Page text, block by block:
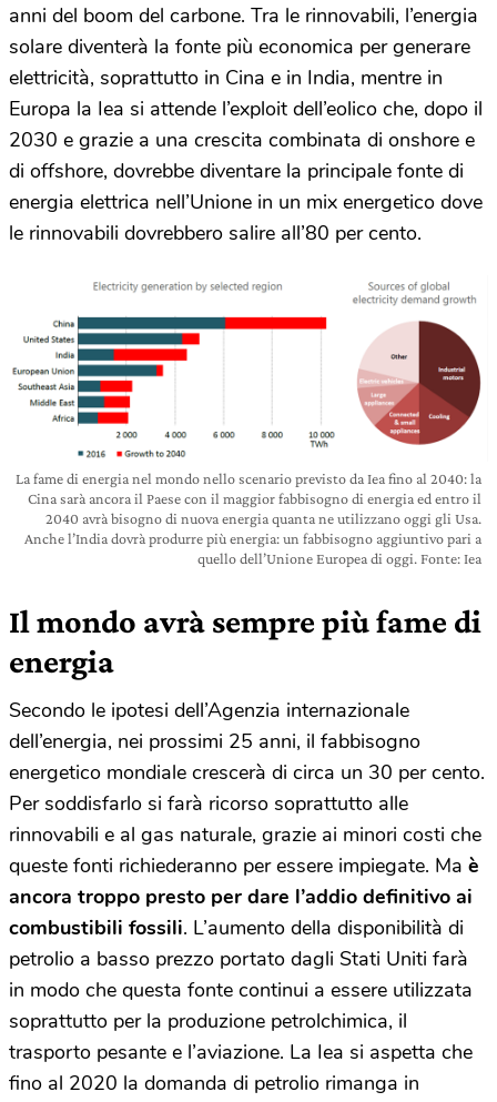
anni del boom del carbone. Tra le rinnovabili, l’energia
solare diventerà la fonte più economica per generare
elettricità, soprattutto in Cina e in India, mentre in
Europa la Iea si attende l’exploit dell’eolico che, dopo il
2030 e grazie a una crescita combinata di onshore e
di offshore, dovrebbe diventare la principale fonte di
energia elettrica nell’Unione in un mix energetico dove
le rinnovabili dovrebbero salire all’80 per cento.
La fame di energia nel mondo nello scenario previsto da Iea fino al 2040: la
Cina sarà ancora il Paese con il maggior fabbisogno di energia ed entro il
2040 avrà bisogno di nuova energia quanta ne utilizzano oggi gli Usa.
Anche l’India dovrà produrre più energia: un fabbisogno aggiuntivo pari a
quello dell’Unione Europea di oggi. Fonte: Iea
Il mondo avrà sempre più fame di
energia
Secondo le ipotesi dell’Agenzia internazionale
dell’energia, nei prossimi 25 anni, il fabbisogno
energetico mondiale crescerà di circa un 30 per cento.
Per soddisfarlo si farà ricorso soprattutto alle
rinnovabili e al gas naturale, grazie ai minori costi che
queste fonti richiederanno per essere impiegate. Ma è
ancora troppo presto per dare l’addio definitivo ai
combustibili fossili. L’aumento della disponibilità di
petrolio a basso prezzo portato dagli Stati Uniti farà
in modo che questa fonte continui a essere utilizzata
soprattutto per la produzione petrolchimica, il
trasporto pesante e l’aviazione. La Iea si aspetta che
fino al 2020 la domanda di petrolio rimanga in